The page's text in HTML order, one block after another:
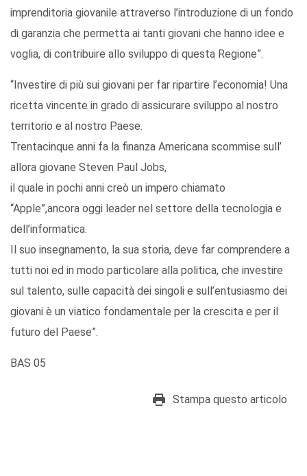
imprenditoria giovanile attraverso l’introduzione di un fondo
di garanzia che permetta ai tanti giovani che hanno idee e
voglia, di contribuire allo sviluppo di questa Regione”.
“Investire di più sui giovani per far ripartire l’economia! Una
ricetta vincente in grado di assicurare sviluppo al nostro
territorio e al nostro Paese.
Trentacinque anni fa la finanza Americana scommise sull’
allora giovane Steven Paul Jobs,
il quale in pochi anni creò un impero chiamato
“Apple”,ancora oggi leader nel settore della tecnologia e
dell’informatica.
Il suo insegnamento, la sua storia, deve far comprendere a
tutti noi ed in modo particolare alla politica, che investire
sul talento, sulle capacità dei singoli e sull’entusiasmo dei
giovani è un viatico fondamentale per la crescita e per il
futuro del Paese”.
BAS 05
Stampa questo articolo